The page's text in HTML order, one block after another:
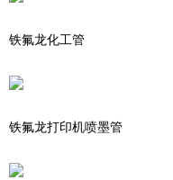
铁氟龙化工管
铁氟龙打印机喷墨管